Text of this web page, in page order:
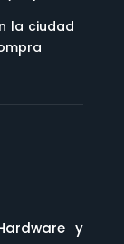
la ciudad
y